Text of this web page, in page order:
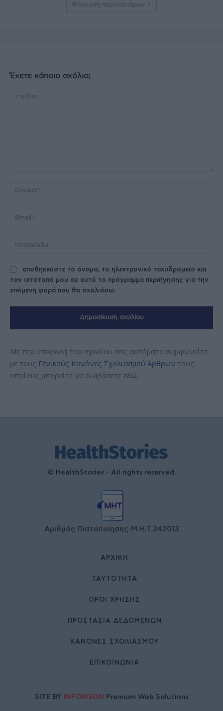
Φόρτωση περισσοτέρων
Έχετε κάποιο σχόλιο;
αποθηκεύστε το όνομα, το ηλεκτρονικό ταχυδρομείο και
τον ιστότοπό μου σε αυτό το πρόγραμμα περιήγησης για την
επόμενη φορά που θα σχολιάσω.
Με την υποβολή του σχολίου σας αυτόματα συμφωνείτε
με τους Γενικούς Κανόνες Σχολιασμού Άρθρων τους
οποίους μπορείτε να διαβάσετε εδώ.
© HealthStories - All rights reserved.
Αριθμός Πιστοποίησης Μ.Η.Τ.242013
ΑΡΧΙΚΉ
ΤΑΥΤΌΤΗΤΑ
ΌΡΟΙ ΧΡΉΣΗΣ
ΠΡΟΣΤΑΣΙΑ ΔΕΔΟΜΕΝΩΝ
ΚΑΝΟΝΕΣ ΣΧΟΛΙΑΣΜΟΥ
ΕΠΙΚΟΙΝΩΝΊΑ
SITE BY INFORISON Premium Web Solutions